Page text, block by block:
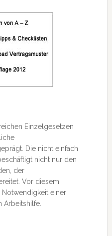
Einzelgesetzen
Die nicht einfach
nicht nur den
der
Vor diesem
einer
Arbeitshilfe.